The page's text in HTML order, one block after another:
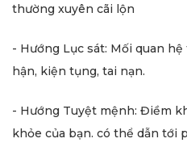
thường xuyên cãi lộn
- Hướng Lục sát: Mối quan
hận, kiện tụng, tai nạn.
- Hướng Tuyệt mệnh: Điềm
khỏe của bạn. có thể dẫn tới